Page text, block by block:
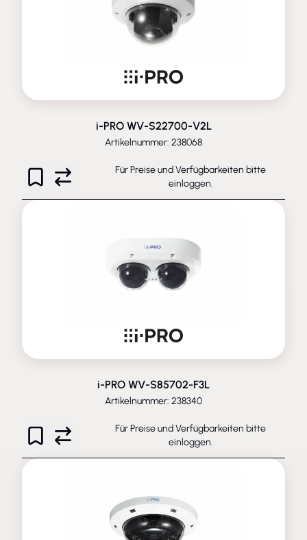
i-PRO WV-S22700-V2L
Artikelnummer: 238068
Für Preise und Verfügbarkeiten bitte
einloggen.
i-PRO WV-S85702-F3L
Artikelnummer: 238340
Für Preise und Verfügbarkeiten bitte
einloggen.